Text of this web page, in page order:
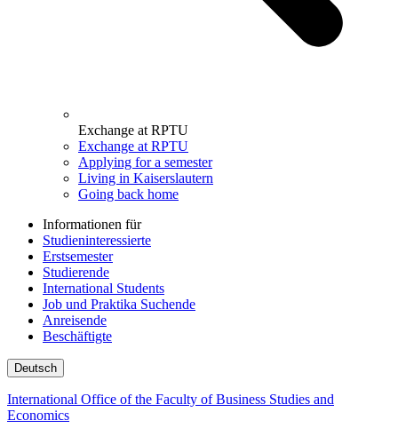
Exchange at RPTU
Exchange at RPTU
Applying for a semester
Living in Kaiserslautern
Going back home
Informationen für
Studieninteressierte
Erstsemester
Studierende
International Students
Job und Praktika Suchende
Anreisende
Beschäftigte
Deutsch
International Office of the Faculty of Business Studies and
Economics